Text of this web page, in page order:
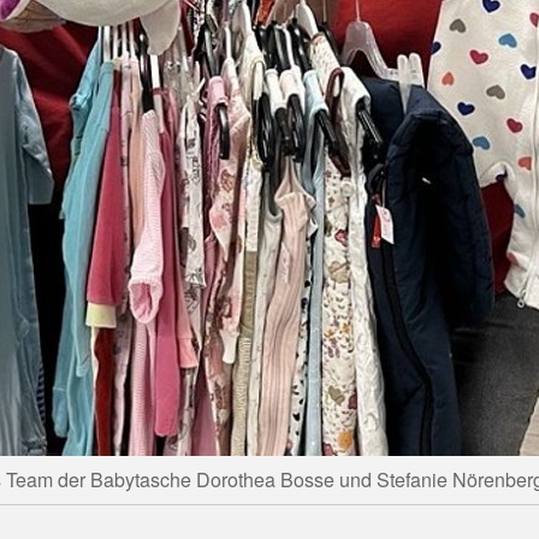
Team der Babytasche Dorothea Bosse und Stefanie